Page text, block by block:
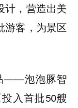
计，营造出美
游客，为景区
——泡泡豚智
入首批50艘